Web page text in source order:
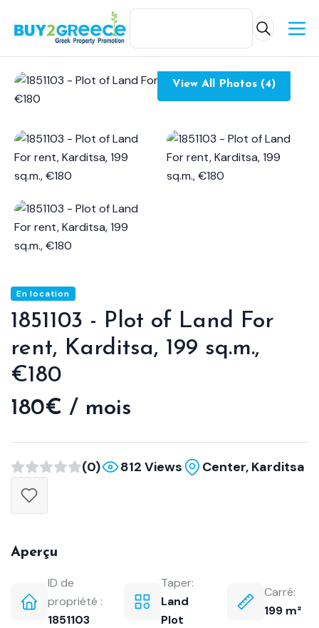
View All Photos (4)
En location
1851103 - Plot of Land For
rent, Karditsa, 199 sq.m.,
€180
180€ / mois
(0) 812 Views Center, Karditsa
Aperçu
ID de
propriété :
1851103
Taper:
Land
Plot
Carré:
199 m²